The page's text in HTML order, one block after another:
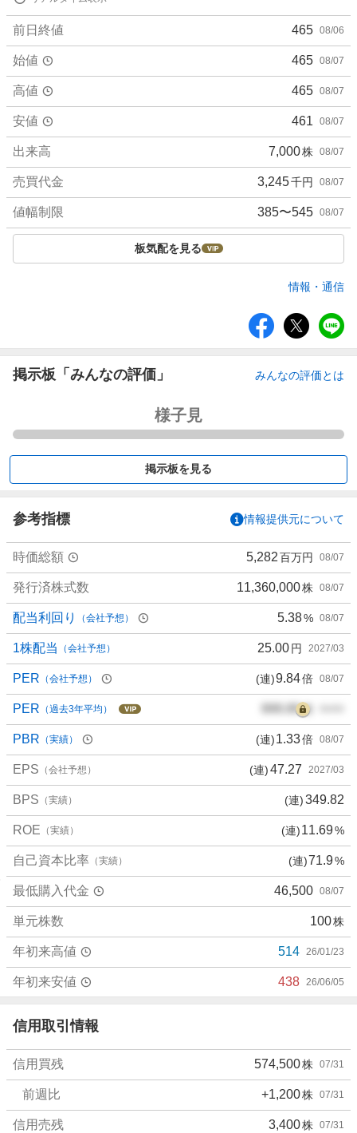
値
前日終値 465 08/06
始値 465 08/07
高値 465 08/07
安値 461 08/07
出来高 7,000株 08/07
売買代金 3,245千円 08/07
値幅制限 385〜545 08/07
板気配を見る
情報・通信
ア
掲示板「みんなの評価」 みんなの評価とは
く
た
い
0
、
買
い
た
い
0
%
、
様
子
見
1
0
%
、
売
り
た
い
0
%
、
強
く
売
り
た
0
%
様子見
掲示板を見る
参考指標 情報提供元について
時価総額 5,282百万円 08/07
発行済株式数 11,360,000株 08/07
配当利回り （会社予想） 5.38% 08/07
1株配当 （会社予想） 25.00円 2027/03
PER （会社予想） (連)9.84倍 08/07
PER （過去3年平均） 000.00倍
PBR （実績） (連)1.33倍 08/07
EPS （会社予想） (連)47.27 2027/03
BPS （実績） (連)349.82
ROE （実績） (連)11.69%
自己資本比率 （実績） (連)71.9%
最低購入代金 46,500 08/07
単元株数 100株
年初来高値 514 26/01/23
年初来安値 438 26/06/05
信用取引情報
信用買残 574,500株 07/31
前週比 +1,200株 07/31
信用売残 3,400株 07/31